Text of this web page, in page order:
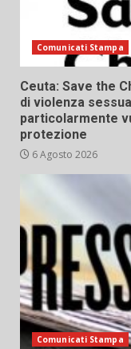
Comunicati Stampa
Ceuta: Save the
di violenza
particolarmente
protezione
6 Agosto 2026
Comunicati Stampa